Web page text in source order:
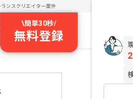
ランスクリエイター案件
\簡単30秒/
無料登録